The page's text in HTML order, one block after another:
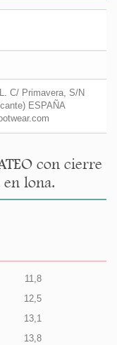
C/ Primavera, S/N
ESPAÑA
con cierre
lona.
11,8
12,5
13,1
13,8